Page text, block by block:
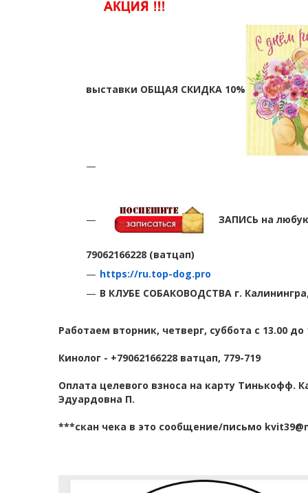
выставки ОБЩАЯ СКИДКА 10%
ЗАПИСЬ на
79062166228 (ватцап)
https://ru.top-dog.pro
В КЛУБЕ СОБАКОВОДСТВА г.
Работаем вторник, четверг, суббота с 13.00
Кинолог - +79062166228 ватцап, 779-719
Оплата целевого взноса на карту Тинькофф.
Эдуардовна П.
***скан чека в это сообщение/письмо